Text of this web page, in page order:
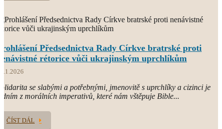
Předsednictva Rady Církve bratrské proti
rétorice vůči ukrajinským uprchlíkům
se slabými a potřebnými, jmenovitě s uprchlíky a cizinci je
z morálních imperativů, které nám vštěpuje Bible...
ČÍST DÁL